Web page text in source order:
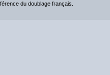
du doublage français.